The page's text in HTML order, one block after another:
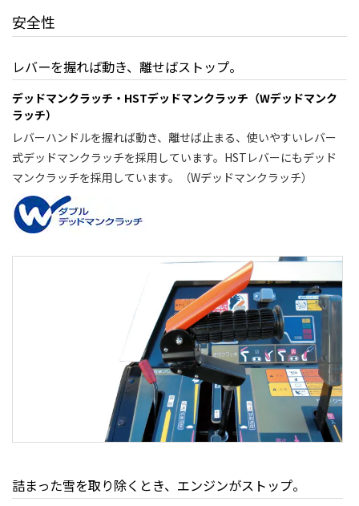
安全性
レバーを握れば動き、離せばストップ。
デッドマンクラッチ・HSTデッドマンクラッチ（Wデッドマンク
ラッチ）
レバーハンドルを握れば動き、離せば止まる、使いやすいレバー
式デッドマンクラッチを採用しています。HSTレバーにもデッド
マンクラッチを採用しています。（Wデッドマンクラッチ）
詰まった雪を取り除くとき、エンジンがストップ。